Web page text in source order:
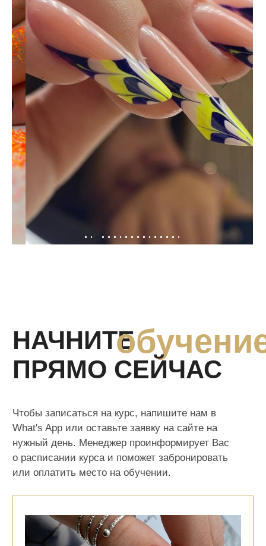
Школа
Школа бровей и ренсиц
Школа
макияжа
макияжа
косметологии
парикмахерского искусства
Школаподологии
Главная
О нас
О создателе
Наша команда
Ищем моделей
Бонусная система
Курсы для администраторов
Курсы для руководителей и
собственников
Курсы для beauty-мастеров
Политика конфиденциальности
Политика cookies